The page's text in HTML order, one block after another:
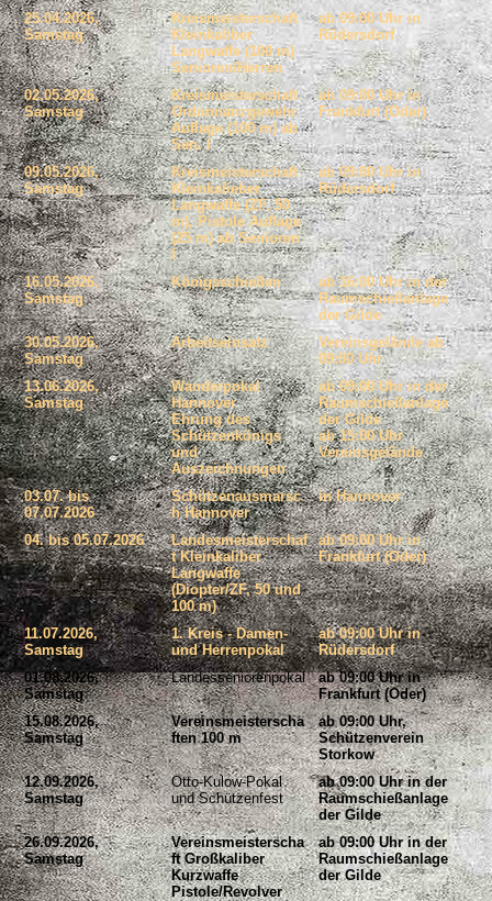
25.04.2026,
Samstag
Kreismeisterschaft
Kleinkaliber
Langwaffe (100 m)
Senioren/Herren
ab 09:00 Uhr in
Rüdersdorf
02.05.2026,
Samstag
Kreismeisterschaft
Ordonnanzgewehr
Auflage (100 m) ab
Sen. I
ab 09:00 Uhr in
Frankfurt (Oder)
09.05.2026,
Samstag
Kreismeisterschaft
Kleinkalieber
Langwaffe (ZF, 50
m), Pistole Auflage
(25 m) ab Senioren
I
ab 09:00 Uhr in
Rüdersdorf
16.05.2026,
Samstag
Königsschießen
ab 16:00 Uhr in der
Raumschießanlage
der Gilde
30.05.2026,
Samstag
Arbeitseinsatz
Vereinsgelände ab
09:00 Uhr
13.06.2026,
Samstag
Wanderpokal
Hannover
Ehrung des
Schützenkönigs
und
Auszeichnungen
ab 09:00 Uhr in der
Raumschießanlage
der Gilde
ab 15:00 Uhr
Vereinsgelände
03.07. bis
07.07.2026
Schützenausmarsc
h Hannover
in Hannover
04. bis 05.07.2026
Landesmeisterschaf
t Kleinkaliber
Langwaffe
(Diopter/ZF, 50 und
100 m)
ab 09:00 Uhr in
Frankfurt (Oder)
11.07.2026,
Samstag
1. Kreis - Damen-
und Herrenpokal
ab 09:00 Uhr in
Rüdersdorf
01.08.2026,
Samstag
Landesseniorenpokal
ab 09:00 Uhr in
Frankfurt (Oder)
15.08.2026,
Samstag
Vereinsmeisterscha
ften 100 m
ab 09:00 Uhr,
Schützenverein
Storkow
12.09.2026,
Samstag
Otto-Kulow-Pokal
und Schützenfest
ab 09:00 Uhr in der
Raumschießanlage
der Gilde
26.09.2026,
Samstag
Vereinsmeisterscha
ft Großkaliber
Kurzwaffe
Pistole/Revolver
ab 09:00 Uhr in der
Raumschießanlage
der Gilde